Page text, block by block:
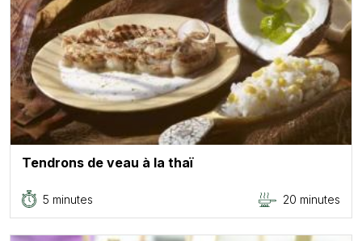
Tendrons de veau à la thaï
5 minutes 20 minutes